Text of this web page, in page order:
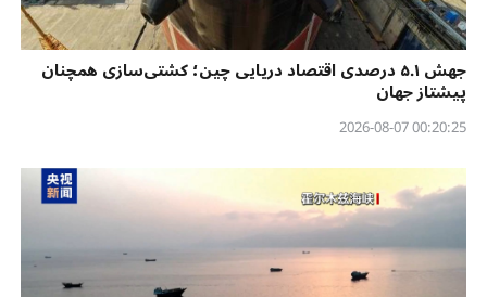
جهش ۵.۱ درصدی اقتصاد دریایی چین؛ کشتی‌سازی همچنان
پیشتاز جهان
00:20:25 2026-08-07